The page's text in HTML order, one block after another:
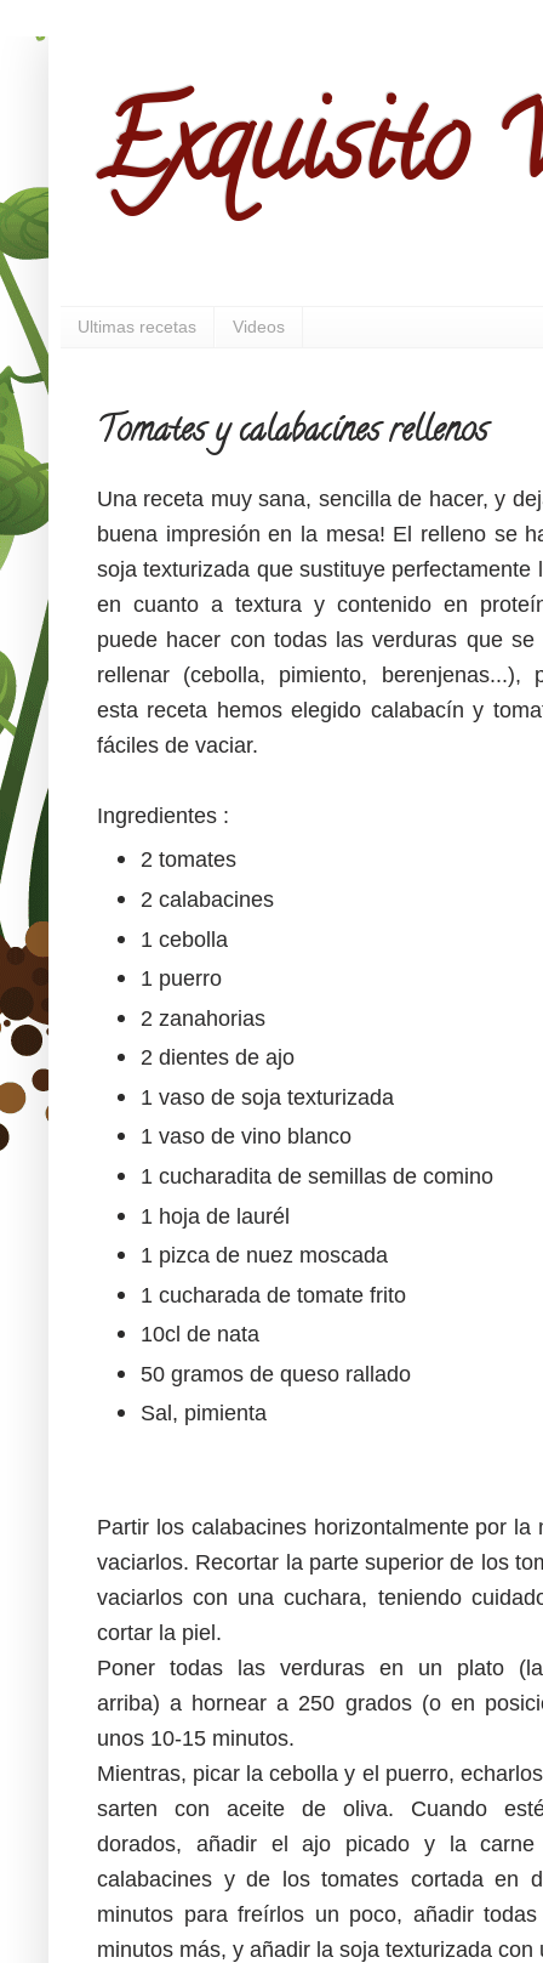
Exquisito
Ultimas recetas Videos
Tomates y calabacínes rellenos
Una receta muy sana, sencilla de hacer, y
buena impresión en la mesa! El relleno se
soja texturizada que sustituye perfectamente
en cuanto a textura y contenido en
puede hacer con todas las verduras que se
rellenar (cebolla, pimiento, berenjenas...),
esta receta hemos elegido calabacín y
fáciles de vaciar.
Ingredientes :
2 tomates
2 calabacines
1 cebolla
1 puerro
2 zanahorias
2 dientes de ajo
1 vaso de soja texturizada
1 vaso de vino blanco
1 cucharadita de semillas de comino
1 hoja de laurél
1 pizca de nuez moscada
1 cucharada de tomate frito
10cl de nata
50 gramos de queso rallado
Sal, pimienta
Partir los calabacines horizontalmente por la
vaciarlos. Recortar la parte superior de los
vaciarlos con una cuchara, teniendo
cortar la piel.
Poner todas las verduras en un plato
arriba) a hornear a 250 grados (o en
unos 10-15 minutos.
Mientras, picar la cebolla y el puerro,
sarten con aceite de oliva. Cuando
dorados, añadir el ajo picado y la
calabacines y de los tomates cortada en
minutos para freírlos un poco, añadir
minutos más, y añadir la soja texturizada